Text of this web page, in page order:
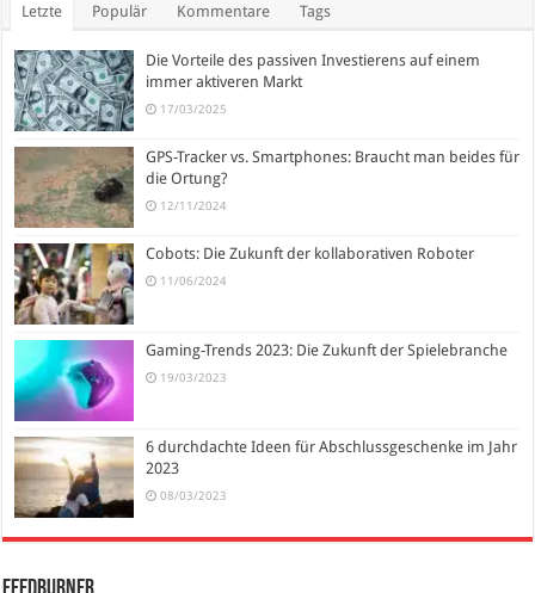
Letzte Populär Kommentare Tags
Die Vorteile des passiven Investierens auf einem
immer aktiveren Markt
17/03/2025
GPS-Tracker vs. Smartphones: Braucht man beides für
die Ortung?
12/11/2024
Cobots: Die Zukunft der kollaborativen Roboter
11/06/2024
Gaming-Trends 2023: Die Zukunft der Spielebranche
19/03/2023
6 durchdachte Ideen für Abschlussgeschenke im Jahr
2023
08/03/2023